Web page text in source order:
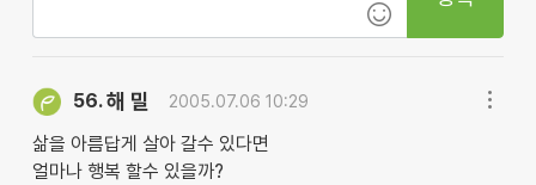
56.해 밀 2005.07.06 10:29
삶을 아름답게 살아 갈수 있다면
얼마나 행복 할수 있을까?